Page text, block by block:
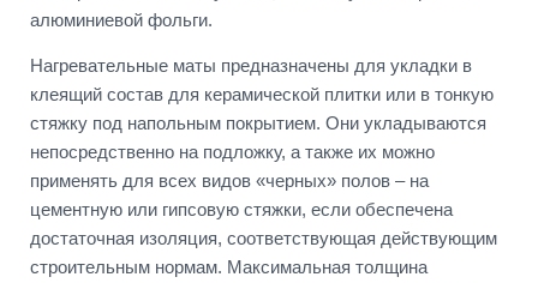
алюминиевой фольги.
Нагревательные маты предназначены для укладки в
клеящий состав для керамической плитки или в тонкую
стяжку под напольным покрытием. Они укладываются
непосредственно на подложку, а также их можно
применять для всех видов «черных» полов – на
цементную или гипсовую стяжки, если обеспечена
достаточная изоляция, соответствующая действующим
строительным нормам. Максимальная толщина